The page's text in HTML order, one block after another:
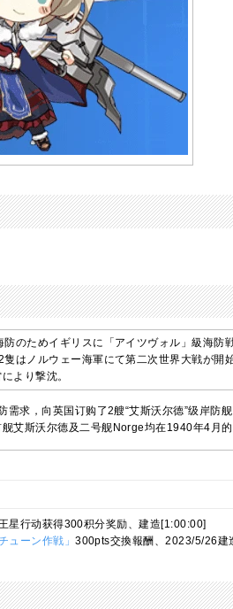
のためイギリスに「アイツヴォル」級海
はノルウェー海軍にて第二次世界大戦が
より撃沈。
需求，向英国订购了2艘“艾斯沃尔德”级岸
艾斯沃尔德及二号舰Norge均在1940年4月
行动获得300积分奖励、建造[1:00:00]
ューン作戦」300pts交換報酬、2023/5/26建